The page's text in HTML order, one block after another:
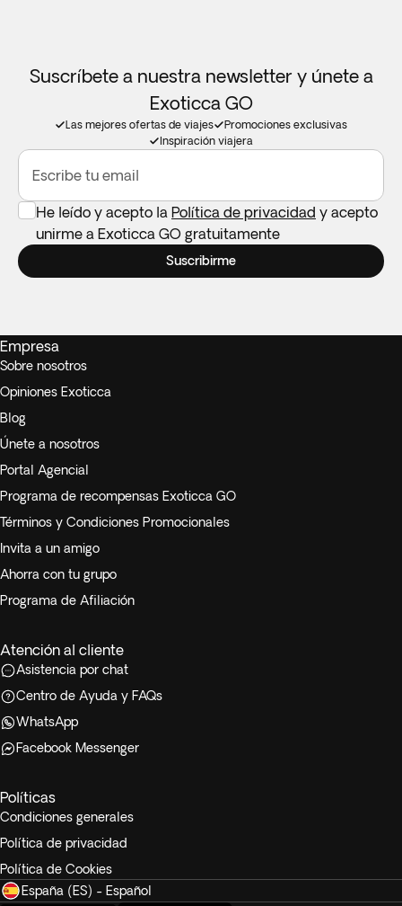
Suscríbete a nuestra newsletter y únete a
Exoticca GO
Las mejores ofertas de viajes
Promociones exclusivas
Inspiración viajera
Escribe tu email
He leído y acepto la Política de privacidad y acepto
unirme a Exoticca GO gratuitamente
Suscribirme
Empresa
Sobre nosotros
Opiniones Exoticca
Blog
Únete a nosotros
Portal Agencial
Programa de recompensas Exoticca GO
Términos y Condiciones Promocionales
Invita a un amigo
Ahorra con tu grupo
Programa de Afiliación
Atención al cliente
Asistencia por chat
Centro de Ayuda y FAQs
WhatsApp
Facebook Messenger
Políticas
Condiciones generales
Política de privacidad
Política de Cookies
España (ES) - Español